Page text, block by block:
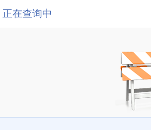
正在查询中